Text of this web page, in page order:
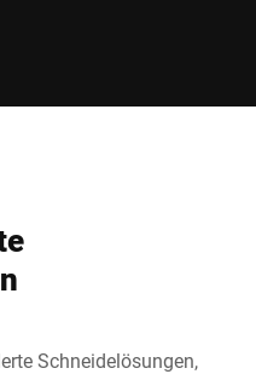
Schneidelösungen,